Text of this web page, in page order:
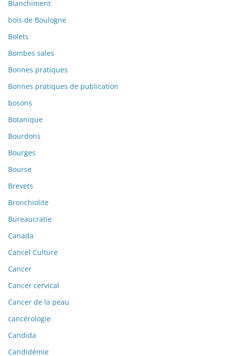
Blanchiment
bois de Boulogne
Bolets
Bombes sales
Bonnes pratiques
Bonnes pratiques de publication
bosons
Botanique
Bourdons
Bourges
Bourse
Brevets
Bronchiolite
Bureaucratie
Canada
Cancel Culture
Cancer
Cancer cervical
Cancer de la peau
cancérologie
Candida
Candidémie